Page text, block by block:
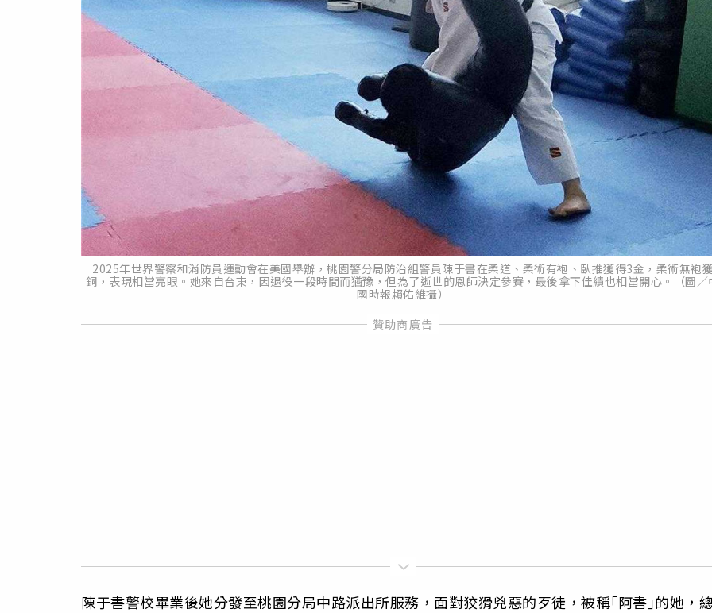
2025年世界警察和消防員運動會在美國舉辦，桃園警分局防治組警員陳于書在柔道、柔術有袍、臥推獲得3金，柔術無袍
銅，表現相當亮眼。她來自台東，因退役一段時間而猶豫，但為了逝世的恩師決定參賽，最後拿下佳績也相當開心。（圖／
國時報賴佑維攝）
陳于書警校畢業後她分發至桃園分局中路派出所服務，面對狡猾兇惡的歹徒，被稱｢阿書｣的她，